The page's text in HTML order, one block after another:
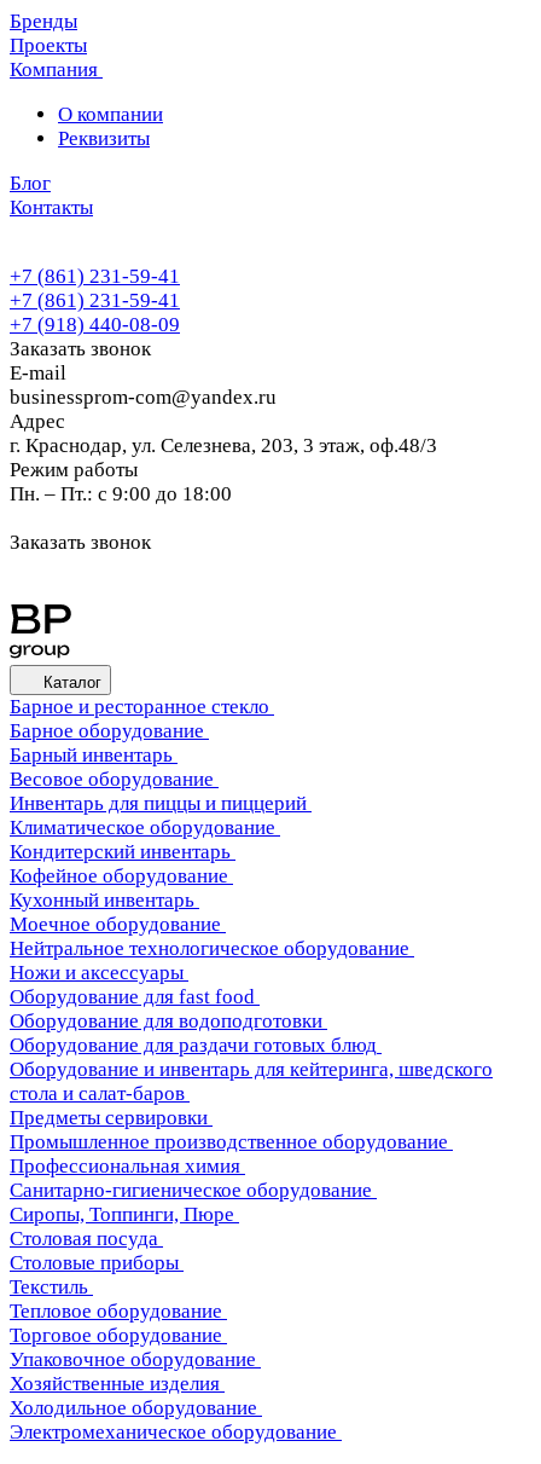
Бренды
Проекты
Компания
О компании
Реквизиты
Блог
Контакты
+7 (861) 231-59-41
+7 (861) 231-59-41
+7 (918) 440-08-09
Заказать звонок
E-mail
businessprom-com@yandex.ru
Адрес
г. Краснодар, ул. Селезнева, 203, 3 этаж, оф.48/3
Режим работы
Пн. – Пт.: с 9:00 до 18:00
Заказать звонок
Каталог
Барное и ресторанное стекло
Барное оборудование
Барный инвентарь
Весовое оборудование
Инвентарь для пиццы и пиццерий
Климатическое оборудование
Кондитерский инвентарь
Кофейное оборудование
Кухонный инвентарь
Моечное оборудование
Нейтральное технологическое оборудование
Ножи и аксессуары
Оборудование для fast food
Оборудование для водоподготовки
Оборудование для раздачи готовых блюд
Оборудование и инвентарь для кейтеринга, шведского
стола и салат-баров
Предметы сервировки
Промышленное производственное оборудование
Профессиональная химия
Санитарно-гигиеническое оборудование
Сиропы, Топпинги, Пюре
Столовая посуда
Столовые приборы
Текстиль
Тепловое оборудование
Торговое оборудование
Упаковочное оборудование
Хозяйственные изделия
Холодильное оборудование
Электромеханическое оборудование